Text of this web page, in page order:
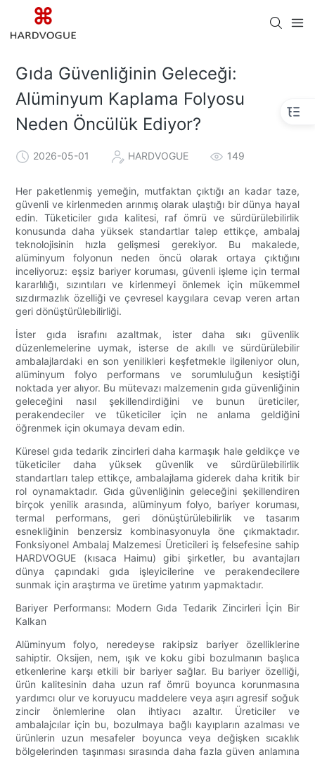
Gıda Güvenliğinin Geleceği:
Alüminyum Kaplama Folyosu
Neden Öncülük Ediyor?
2026-05-01 HARDVOGUE 149
Her paketlenmiş yemeğin, mutfaktan çıktığı an kadar taze,
güvenli ve kirlenmeden arınmış olarak ulaştığı bir dünya hayal
edin. Tüketiciler gıda kalitesi, raf ömrü ve sürdürülebilirlik
konusunda daha yüksek standartlar talep ettikçe, ambalaj
teknolojisinin hızla gelişmesi gerekiyor. Bu makalede,
alüminyum folyonun neden öncü olarak ortaya çıktığını
inceliyoruz: eşsiz bariyer koruması, güvenli işleme için termal
kararlılığı, sızıntıları ve kirlenmeyi önlemek için mükemmel
sızdırmazlık özelliği ve çevresel kaygılara cevap veren artan
geri dönüştürülebilirliği.
İster gıda israfını azaltmak, ister daha sıkı güvenlik
düzenlemelerine uymak, isterse de akıllı ve sürdürülebilir
ambalajlardaki en son yenilikleri keşfetmekle ilgileniyor olun,
alüminyum folyo performans ve sorumluluğun kesiştiği
noktada yer alıyor. Bu mütevazı malzemenin gıda güvenliğinin
geleceğini nasıl şekillendirdiğini ve bunun üreticiler,
perakendeciler ve tüketiciler için ne anlama geldiğini
öğrenmek için okumaya devam edin.
Küresel gıda tedarik zincirleri daha karmaşık hale geldikçe ve
tüketiciler daha yüksek güvenlik ve sürdürülebilirlik
standartları talep ettikçe, ambalajlama giderek daha kritik bir
rol oynamaktadır. Gıda güvenliğinin geleceğini şekillendiren
birçok yenilik arasında, alüminyum folyo, bariyer koruması,
termal performans, geri dönüştürülebilirlik ve tasarım
esnekliğinin benzersiz kombinasyonuyla öne çıkmaktadır.
Fonksiyonel Ambalaj Malzemesi Üreticileri iş felsefesine sahip
HARDVOGUE (kısaca Haimu) gibi şirketler, bu avantajları
dünya çapındaki gıda işleyicilerine ve perakendecilere
sunmak için araştırma ve üretime yatırım yapmaktadır.
Bariyer Performansı: Modern Gıda Tedarik Zincirleri İçin Bir
Kalkan
Alüminyum folyo, neredeyse rakipsiz bariyer özelliklerine
sahiptir. Oksijen, nem, ışık ve koku gibi bozulmanın başlıca
etkenlerine karşı etkili bir bariyer sağlar. Bu bariyer özelliği,
ürün kalitesinin daha uzun raf ömrü boyunca korunmasına
yardımcı olur ve koruyucu maddelere veya aşırı agresif soğuk
zincir önlemlerine olan ihtiyacı azaltır. Üreticiler ve
ambalajcılar için bu, bozulmaya bağlı kayıpların azalması ve
ürünlerin uzun mesafeler boyunca veya değişken sıcaklık
bölgelerinden taşınması sırasında daha fazla güven anlamına